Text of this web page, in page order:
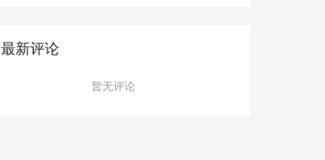
最新评论
暂无评论